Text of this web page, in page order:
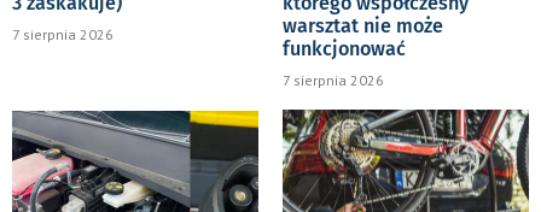
7 sierpnia 2026
warsztat nie może
funkcjonować
7 sierpnia 2026